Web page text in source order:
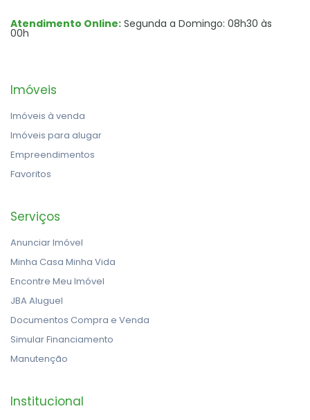
Atendimento Online: Segunda a Domingo: 08h30 às
00h
Imóveis
Imóveis à venda
Imóveis para alugar
Empreendimentos
Favoritos
Serviços
Anunciar Imóvel
Minha Casa Minha Vida
Encontre Meu Imóvel
JBA Aluguel
Documentos Compra e Venda
Simular Financiamento
Manutenção
Institucional